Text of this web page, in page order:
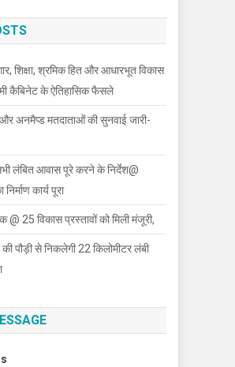
शिक्षा, श्रमिक हित और आधारभूत विकास
कैबिनेट के ऐतिहासिक फैसले
अनमैप्ड मतदाताओं की सुनवाई जारी-
लंबित आवास पूरे करने के निर्देश@
कार्य पूरा
@ 25 विकास प्रस्तावों को मिली मंजूरी,
पौड़ी से निकलेगी 22 किलोमीटर लंबी